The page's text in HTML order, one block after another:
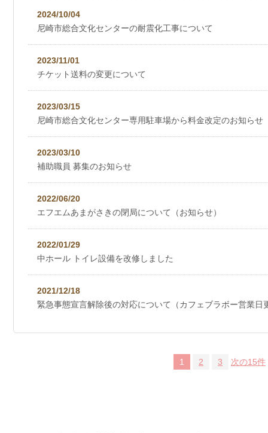
2024/10/04
尼崎市総合⽂化センターの耐震化⼯事について
2023/11/01
チケット送料の変更について
2023/03/15
尼崎市総合文化センター専用駐車場から料金改定のお知らせ
2023/03/10
補助職員 募集のお知らせ
2022/06/20
エフエムあまがさきの閉局について（お知らせ）
2022/01/29
中ホール トイレ設備を改修しました
2021/12/18
緊急事態宣言解除後の対応について（カフェブラボー営業日
1 2 3 次の15件